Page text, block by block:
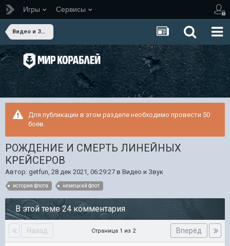
Игры Сервисы
Видео и Звук
Для публикации в этом разделе необходимо провести 50
боёв.
РОЖДЕНИЕ И СМЕРТЬ ЛИНЕЙНЫХ
КРЕЙСЕРОВ
Автор: getfun, 28 дек 2021, 06:29:27 в Видео и Звук
история флота немецкий флот
В этой теме 24 комментария
Назад Вперёд
Страница 1 из 2